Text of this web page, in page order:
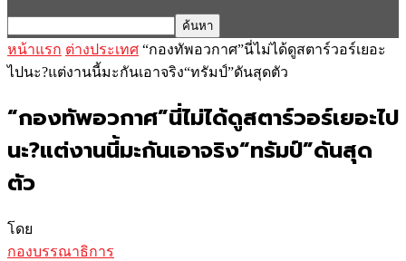
หน้าแรก ต่างประเทศ “กองทัพอวกาศ”นี่ไม่ได้ดูสตาร์วอร์เยอะ
ไปนะ?แต่งานนี้มะกันเอาจริง“ทรัมป์”ดันสุดตัว
“กองทัพอวกาศ”นี่ไม่ได้ดูสตาร์วอร์เยอะไป
นะ?แต่งานนี้มะกันเอาจริง“ทรัมป์”ดันสุด
ตัว
โดย
กองบรรณาธิการ